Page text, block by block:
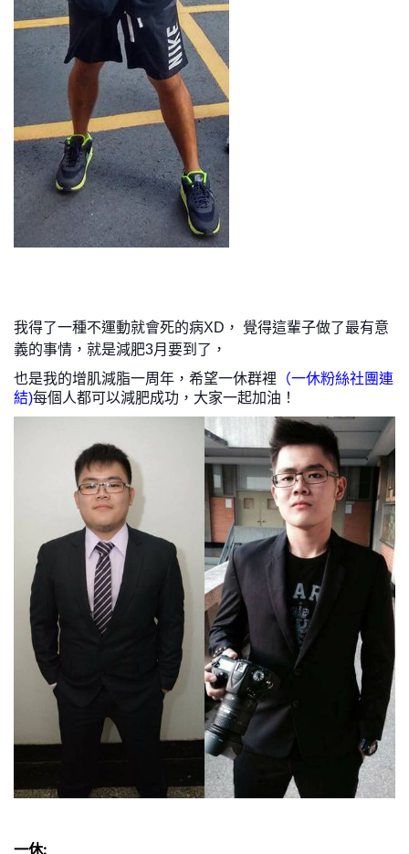
我得了一種不運動就會死的病XD， 覺得這輩子做了最有意
義的事情，就是減肥3月要到了，
也是我的增肌減脂一周年，希望一休群裡 （一休粉絲社團連
結)每個人都可以減肥成功，大家一起加油！
一休: